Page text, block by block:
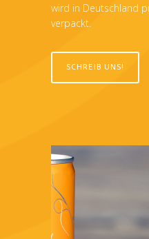
wird in Deutschland
verpackt.
SCHREIB UNS!